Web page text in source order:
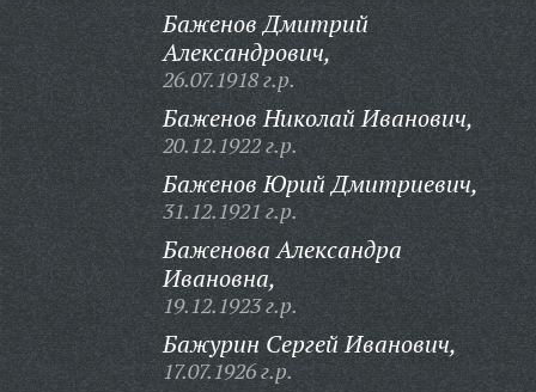
Баженов Дмитрий
Александрович,
26.07.1918 г.р.
Баженов Николай Иванович,
20.12.1922 г.р.
Баженов Юрий Дмитриевич,
31.12.1921 г.р.
Баженова Александра
Ивановна,
19.12.1923 г.р.
Бажурин Сергей Иванович,
17.07.1926 г.р.